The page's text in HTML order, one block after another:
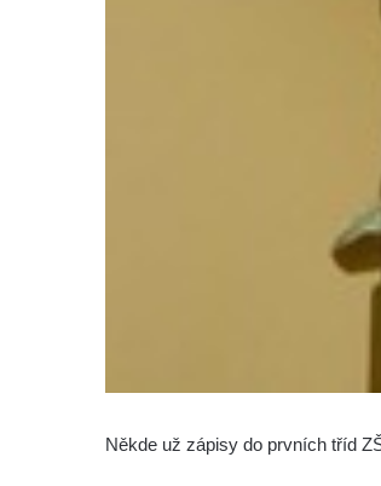
Někde už zápisy do prvních tříd